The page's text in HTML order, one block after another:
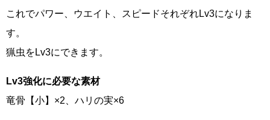
これでパワー、ウエイト、スピードそれぞれLv3になりま
す。
猟虫をLv3にできます。
Lv3強化に必要な素材
竜骨【小】×2、ハリの実×6